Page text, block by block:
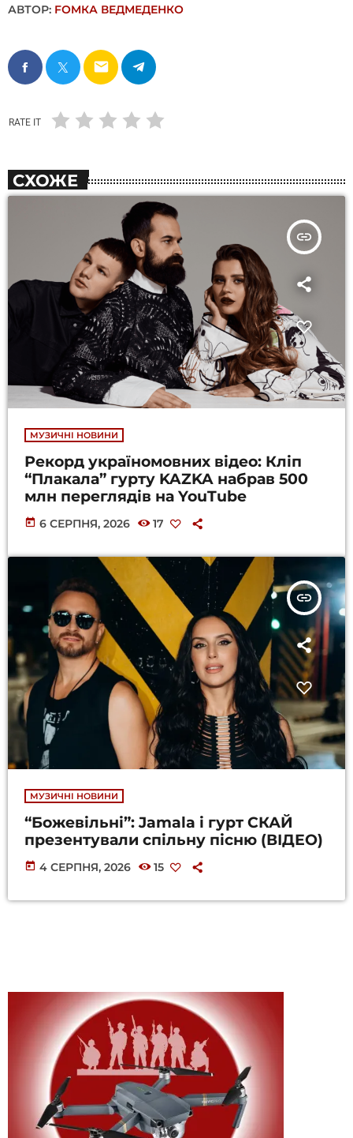
АВТОР: FОMКА ВЕДМЕДЕНКО
email
RATE IT
СХОЖЕ
insert_link
МУЗИЧНІ НОВИНИ
Рекорд україномовних відео: Кліп
“Плакала” гурту KAZKA набрав 500
млн переглядів на YouTube
today 6 СЕРПНЯ, 2026 17
insert_link
МУЗИЧНІ НОВИНИ
“Божевільні”: Jamala і гурт СКАЙ
презентували спільну пісню (ВІДЕО)
today 4 СЕРПНЯ, 2026 15